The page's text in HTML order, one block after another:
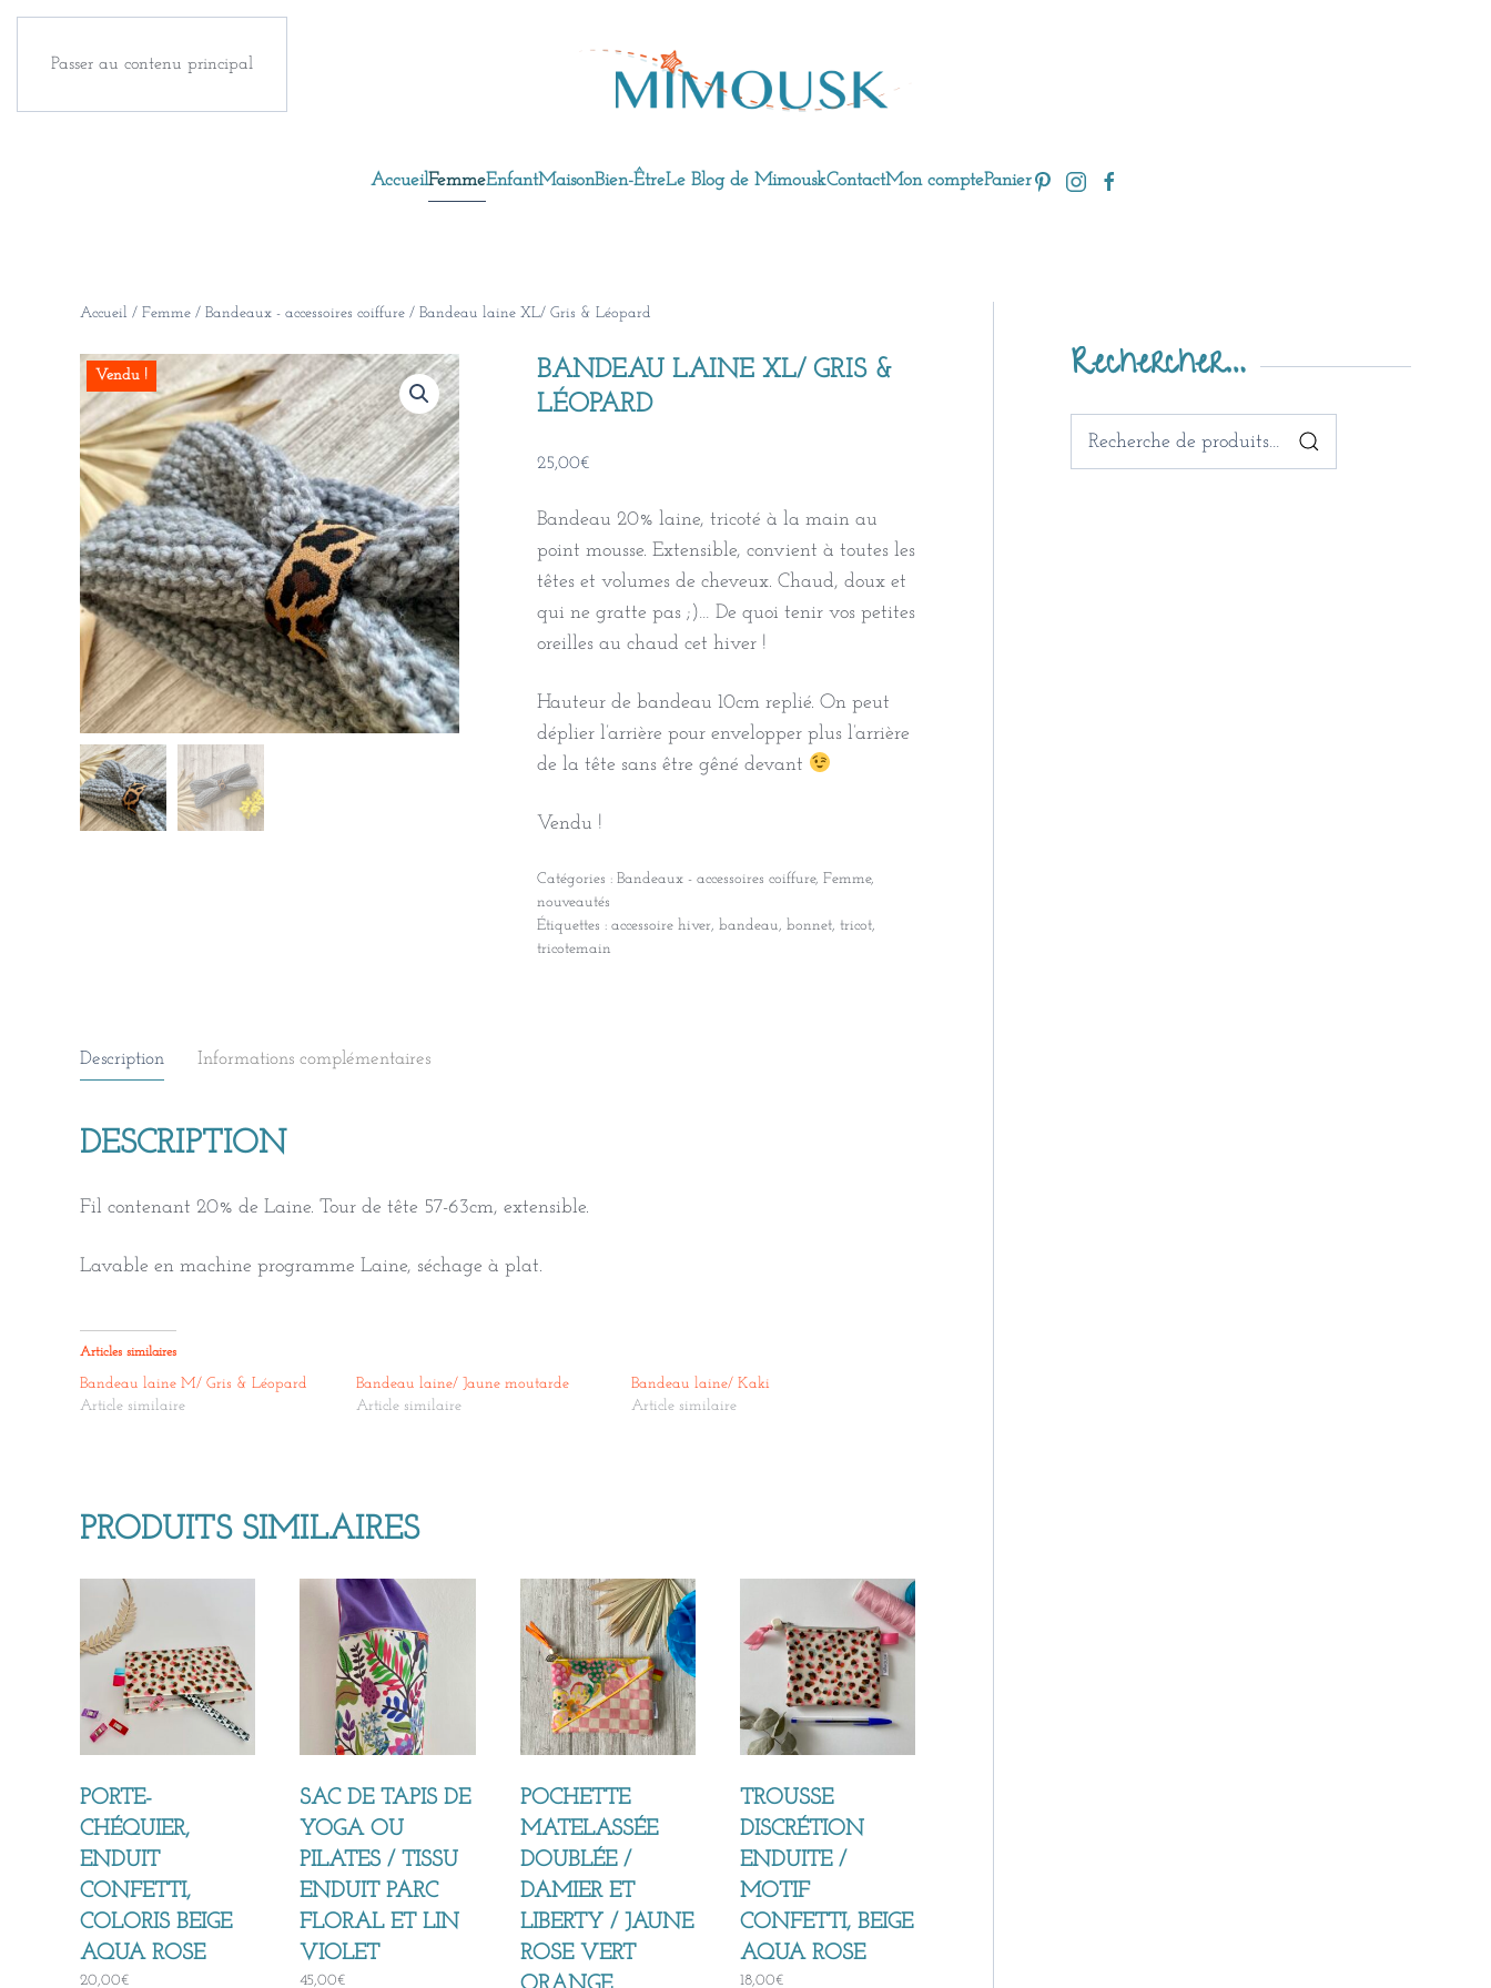
Passer au contenu principal
AccueilFemmeEnfantMaisonBien-ÊtreLe Blog de MimouskContactMon comptePanier
Accueil / Femme / Bandeaux - accessoires coiffure / Bandeau laine XL/ Gris & Léopard
Vendu !
BANDEAU LAINE XL/ GRIS &
LÉOPARD
25,00€
Bandeau 20% laine, tricoté à la main au
point mousse. Extensible, convient à toutes les
têtes et volumes de cheveux. Chaud, doux et
qui ne gratte pas ;)… De quoi tenir vos petites
oreilles au chaud cet hiver !
Hauteur de bandeau 10cm replié. On peut
déplier l’arrière pour envelopper plus l’arrière
de la tête sans être gêné devant
Vendu !
Catégories : Bandeaux - accessoires coiffure, Femme,
nouveautés
Étiquettes : accessoire hiver, bandeau, bonnet, tricot,
tricotemain
Description Informations complémentaires
DESCRIPTION
Fil contenant 20% de Laine. Tour de tête 57-63cm, extensible.
Lavable en machine programme Laine, séchage à plat.
Articles similaires
Bandeau laine M/ Gris & Léopard
Article similaire
Bandeau laine/ Jaune moutarde
Article similaire
Bandeau laine/ Kaki
Article similaire
PRODUITS SIMILAIRES
PORTE-
CHÉQUIER,
ENDUIT
CONFETTI,
COLORIS BEIGE
AQUA ROSE
20,00€
SAC DE TAPIS DE
YOGA OU
PILATES / TISSU
ENDUIT PARC
FLORAL ET LIN
VIOLET
45,00€
POCHETTE
MATELASSÉE
DOUBLÉE /
DAMIER ET
LIBERTY / JAUNE
ROSE VERT
TROUSSE
DISCRÉTION
ENDUITE /
MOTIF
CONFETTI, BEIGE
AQUA ROSE
18,00€
Rechercher…
Recherche